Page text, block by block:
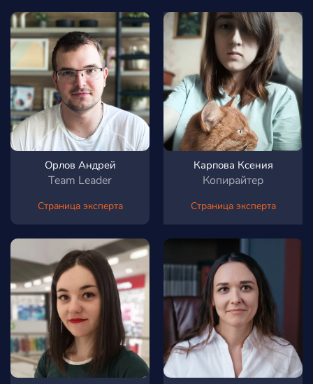
Орлов Андрей
Team Leader
Страница эксперта
Карпова Ксения
Копирайтер
Страница эксперта